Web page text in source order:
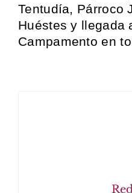
Tentudía, Párroco
Huéstes y llegada
Campamento en